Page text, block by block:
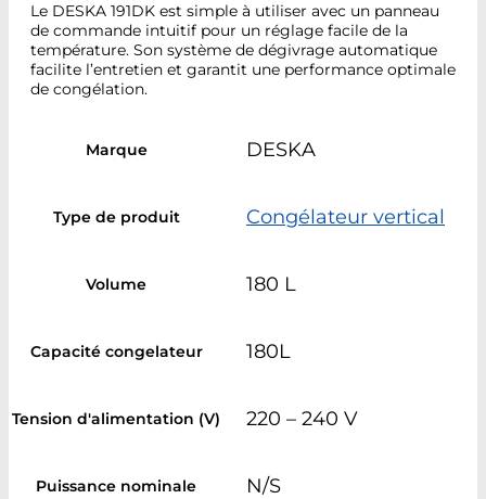
Le DESKA 191DK est simple à utiliser avec un panneau
de commande intuitif pour un réglage facile de la
température. Son système de dégivrage automatique
facilite l’entretien et garantit une performance optimale
de congélation.
Marque DESKA
Type de produit Congélateur vertical
Volume 180 L
Capacité congelateur 180L
Tension d'alimentation (V) 220 – 240 V
Puissance nominale N/S